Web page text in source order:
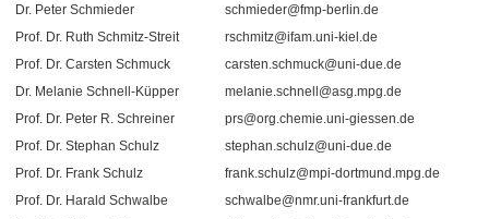
Dr. Peter Schmieder
schmieder@fmp-berlin.de
Prof. Dr. Ruth Schmitz-Streit
rschmitz@ifam.uni-kiel.de
Prof. Dr. Carsten Schmuck
carsten.schmuck@uni-due.de
Dr. Melanie Schnell-Küpper
melanie.schnell@asg.mpg.de
Prof. Dr. Peter R. Schreiner
prs@org.chemie.uni-giessen.de
Prof. Dr. Stephan Schulz
stephan.schulz@uni-due.de
Prof. Dr. Frank Schulz
frank.schulz@mpi-dortmund.mpg.de
Prof. Dr. Harald Schwalbe
schwalbe@nmr.uni-frankfurt.de